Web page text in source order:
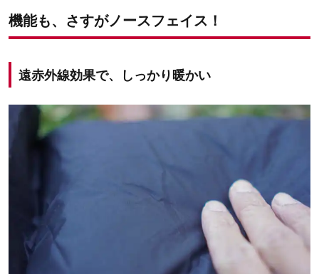
機能も、さすがノースフェイス！
遠赤外線効果で、しっかり暖かい